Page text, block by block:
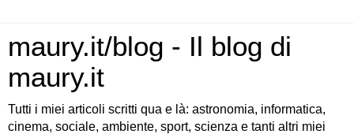
maury.it/blog - Il blog di
maury.it
Tutti i miei articoli scritti qua e là: astronomia, informatica,
cinema, sociale, ambiente, sport, scienza e tanti altri miei